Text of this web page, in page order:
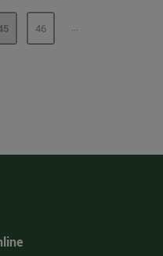
PÀGINAPÀGINA
46 ...PÀGINES